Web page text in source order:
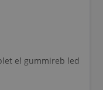
el gummireb led